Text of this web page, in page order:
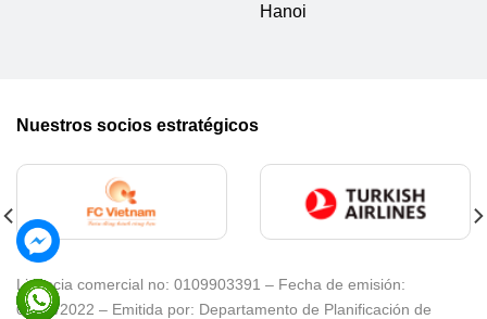
Hanoi
Nuestros socios estratégicos
Licencia comercial no: 0109903391 – Fecha de emisión:
08/02/2022 – Emitida por: Departamento de Planificación de